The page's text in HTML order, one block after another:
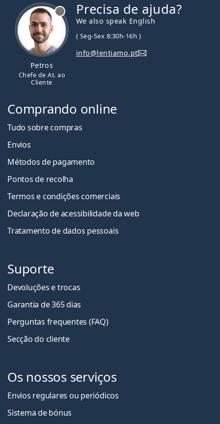
Petros
Chefe de At. ao
Cliente
Precisa de ajuda?
We also speak English
( Seg-Sex 8:30h-16h )
info@lentiamo.pt
Comprando online
Tudo sobre compras
Envios
Métodos de pagamento
Pontos de recolha
Termos e condições comerciais
Declaração de acessibilidade da web
Tratamento de dados pessoais
Suporte
Devoluções e trocas
Garantia de 365 dias
Perguntas frequentes (FAQ)
Secção do cliente
Os nossos serviços
Envios regulares ou periódicos
Sistema de bónus